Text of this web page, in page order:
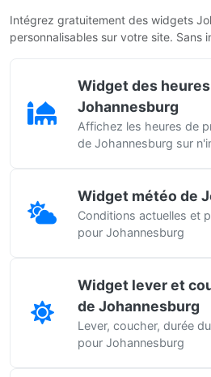
Intégrez gratuitement des widgets
personnalisables sur votre site. Sans
Widget des
Johannesburg
Affichez les heures de
de Johannesburg sur
Widget météo de
Conditions actuelles et
pour Johannesburg
Widget lever et
de Johannesburg
Lever, coucher, durée
pour Johannesburg